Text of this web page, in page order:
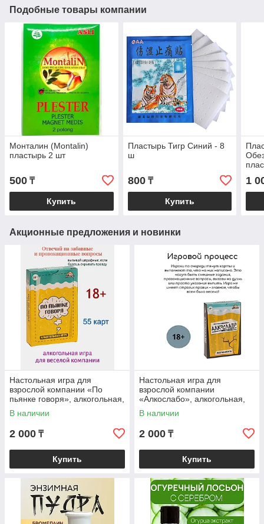
Подобные товары компании
Монталин (Montalin)
пластырь 2 шт
500 ₸
Купить
Пластырь Тигр Синий - 8
ш
800₸
Купить
1
Акционные предложения и новинки
Настольная игра для
взрослой компании «По
пьянке говоря», алкогольная,
55 карточек, 18+
В наличии
2 000 ₸
Купить
Настольная игра для
взрослой компании
«Алкослабо», алкогольная,
54 карточки, 18+
В наличии
2 000 ₸
Купить